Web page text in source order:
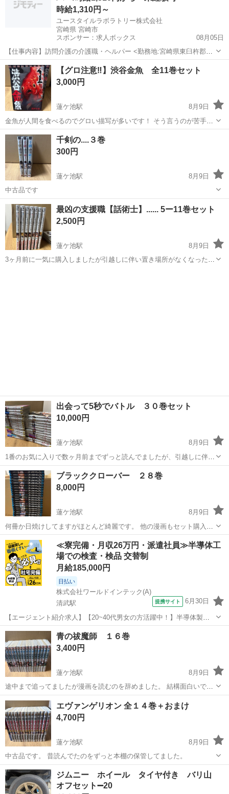
時給1,310円～
ユースタイルラボラトリー株式会社
宮崎県 宮崎市
スポンサー：求人ボックス
08月05日
【仕事内容】訪問介護の介護職・ヘルパー <勤務地:宮崎県東臼杵郡門
川町など> 障がいなどで身体が動かせないご利用者のご自宅に訪問
し、ご自宅での生活を支援する、見守りがメインの訪問介護のお仕事
です。もちろん直行直帰OK。 <仕事内容...
アルバイト・パート
【グロ注意‼️】渋谷金魚 全11巻セット
3,000円
蓮ケ池駅
8月9日
金魚が人間を食べるのでグロい描写が多いです！ そう言うのが苦手な
方は絶対見ないでください！ 中古品です日焼けによる黄ばみのような
ものはありますが気にならないレベルだと思います 他の漫画とセット
でお安くします
宮崎 宮崎市 蓮ケ池駅
千剣の....３巻
300円
蓮ケ池駅
8月9日
中古品です
宮崎 宮崎市 蓮ケ池駅 マンガ、コミック、アニメ
最凶の支援職【話術士】...... 5ー11巻セット
2,500円
蓮ケ池駅
8月9日
3ヶ月前に一気に購入しましたが引越しに伴い置き場所がなくなったた
出会って5秒でバトル ３０巻セット
10,000円
蓮ケ池駅
8月9日
1番のお気に入りで数ヶ月前までずっと読んでましたが、引越しに伴い
置き場所がないので出品します。
宮崎 宮崎市 蓮ケ池駅
ブラッククローバー ２８巻
8,000円
蓮ケ池駅
8月9日
何冊か日焼けしてますがほとんど綺麗です。 他の漫画もセット購入で
割引します
宮崎 宮崎市 蓮ケ池駅 マンガ、コミック、アニメ
ブラッククローバー
≪寮完備・月収26万円・派遣社員≫半導体工
場での検査・検品 交替制
月給185,000円
日払い
株式会社ワールドインテック(A)
清武駅
提携サイト 6月30日
【エージェント紹介求人】【20~40代男女の方活躍中！】半導体製品
の製造スタッフ≪宮崎市清武町≫ お仕事内容 ★こんなお仕事です 大
手半導体工場でICと呼ばれる電子部品製造に携わって頂きます。 ・オ
ペレーター 材料を機械に...
宮崎 宮崎市 清武駅
青の祓魔師 １６巻
3,400円
蓮ケ池駅
8月9日
途中まで追ってましたが漫画を読むのを辞めました。 結構面白いで
す。
宮崎 宮崎市 蓮ケ池駅 マンガ、コミック、アニメ
エヴァンゲリオン 全１４巻＋おまけ
4,700円
蓮ケ池駅
8月9日
中古品です。 昔読んでたのをずっと本棚の保管してました。
宮崎 宮崎市 マンガ、コミック、アニメ
ジムニー ホイール タイヤ付き バリ山
オフセット➖20